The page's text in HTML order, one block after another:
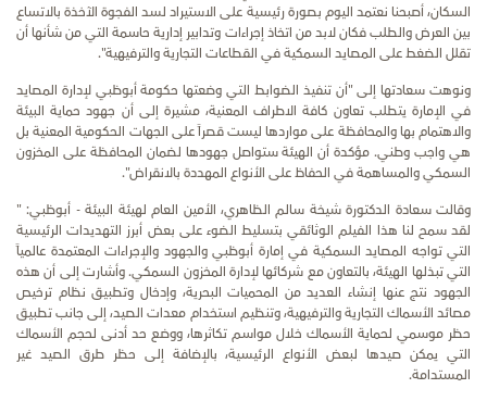
السكان، أصبحنا نعتمد اليوم بصورة رئيسية على الاستيراد لسد الفجوة الآخذة بالاتساع
بين العرض والطلب فكان لابد من اتخاذ إجراءات وتدابير إدارية حاسمة التي من شأنها أن
تقلل الضغط على المصايد السمكية في القطاعات التجارية والترفيهية".
ونوهت سعادتها إلى "أن تنفيذ الضوابط التي وضعتها حكومة أبوظبي لإدارة المصايد
في الإمارة يتطلب تعاون كافة الاطراف المعنية، مشيرة إلى أن جهود حماية البيئة
والاهتمام بها والمحافظة على مواردها ليست قصراً على الجهات الحكومية المعنية بل
هي واجب وطني. مؤكدة أن الهيئة ستواصل جهودها لضمان المحافظة على المخزون
السمكي والمساهمة في الحفاظ على الأنواع المهددة بالانقراض".
وقالت سعادة الدكتورة شيخة سالم الظاهري، الأمين العام لهيئة البيئة - أبوظبي: "
لقد سمح لنا هذا الفيلم الوثائقي بتسليط الضوء على بعض أبرز التهديدات الرئيسية
التي تواجه المصايد السمكية في إمارة أبوظبي والجهود والإجراءات المعتمدة عالمياً
التي تبذلها الهيئة، بالتعاون مع شركائها لإدارة المخزون السمكي. وأشارت إلى أن هذه
الجهود نتج عنها إنشاء العديد من المحميات البحرية، وإدخال وتطبيق نظام ترخيص
مصائد الأسماك التجارية والترفيهية، وتنظيم استخدام معدات الصيد، إلى جانب تطبيق
حظر موسمي لحماية الأسماك خلال مواسم تكاثرها، ووضع حد أدنى لحجم الأسماك
التي يمكن صيدها لبعض الأنواع الرئيسية، بالإضافة إلى حظر طرق الصيد غير
المستدامة.